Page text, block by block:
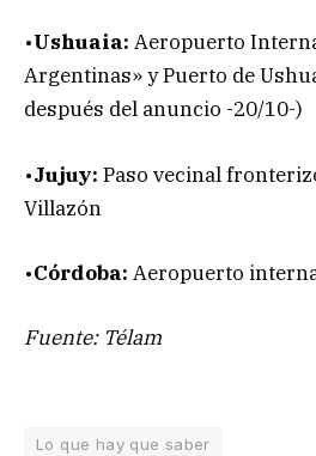
•Ushuaia: Aeropuerto
Argentinas» y Puerto de
después del anuncio -20/10-)
•Jujuy: Paso vecinal
Villazón
•Córdoba: Aeropuerto
Fuente: Télam
Lo que hay que saber